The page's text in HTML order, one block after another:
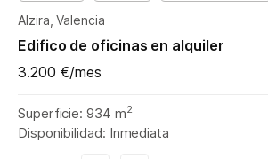
Alzira, Valencia
Edifico de oficinas en alquiler
3.200 €/mes
Superficie: 934 m2
Disponibilidad: Inmediata